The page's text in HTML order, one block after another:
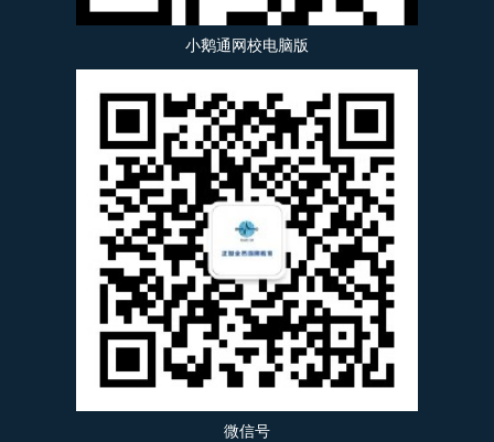
小鹅通网校电脑版
微信号